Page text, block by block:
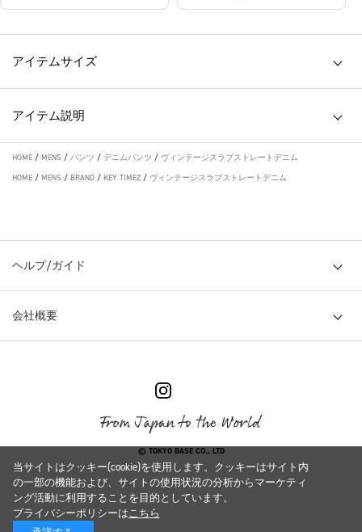
アイテムサイズ
アイテム説明
HOME / MENS / パンツ / デニムパンツ / ヴィンテージスラブストレートデニム
HOME / MENS / BRAND / KEY TIMEZ / ヴィンテージスラブストレートデニム
ヘルプ/ガイド
会社概要
© TOKYO BASE CO., LTD
当サイトはクッキー(cookie)を使用します。クッキーはサイト内
の一部の機能および、サイトの使用状況の分析からマーケティ
ング活動に利用することを目的としています。
プライバシーポリシーはこちら